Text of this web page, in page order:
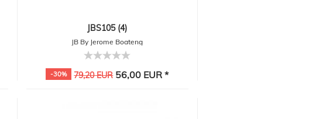
JBS105 (4)
JB By Jerome Boateng
-30% 79,20 EUR56,00 EUR *